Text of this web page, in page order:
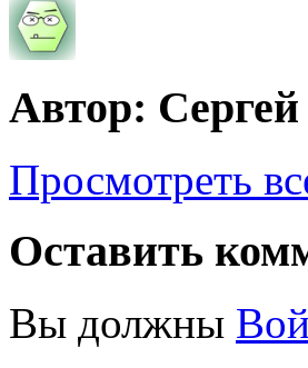
Автор:
Просмотреть
Оставить
Вы должны